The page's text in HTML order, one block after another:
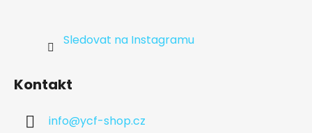
Sledovat na Instagramu
Kontakt
info@ycf-shop.cz